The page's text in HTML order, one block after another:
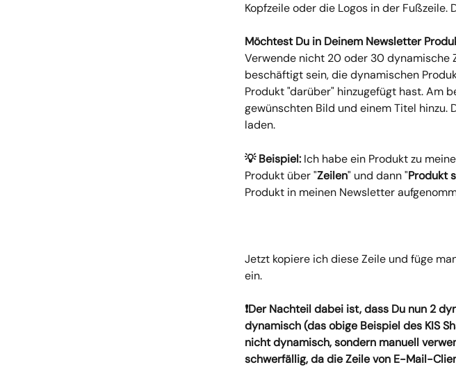
Kopfzeile oder die Logos in der Fußzeile.
Möchtest Du in Deinem Newsletter
Verwende nicht 20 oder 30 dynamische
beschäftigt sein, die dynamischen
Produkt "darüber" hinzugefügt hast. Am
gewünschten Bild und einem Titel hinzu.
laden.
💡 Beispiel: Ich habe ein Produkt zu
Produkt über "Zeilen" und dann "Produkt
Produkt in meinen Newsletter
Jetzt kopiere ich diese Zeile und füge
ein.
❗Der Nachteil dabei ist, dass Du nun 2
dynamisch (das obige Beispiel des KIS
nicht dynamisch, sondern manuell
schwerfällig, da die Zeile von E-Mail-